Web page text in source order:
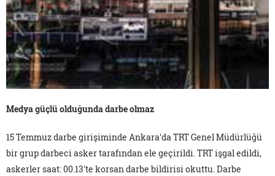
Medya güçlü olduğunda darbe olmaz
15 Temmuz darbe girişiminde Ankara'da TRT Genel Müdürlüğü
bir grup darbeci asker tarafından ele geçirildi. TRT işgal edildi,
askerler saat: 00.13'te korsan darbe bildirisi okuttu. Darbe